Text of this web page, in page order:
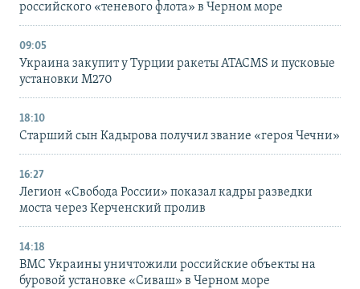
российского «теневого флота» в Черном море
09:05
Украина закупит у Турции ракеты ATACMS и пусковые
установки M270
18:10
Старший сын Кадырова получил звание «героя Чечни»
16:27
Легион «Свобода России» показал кадры разведки
моста через Керченский пролив
14:18
ВМС Украины уничтожили российские объекты на
буровой установке «Сиваш» в Черном море